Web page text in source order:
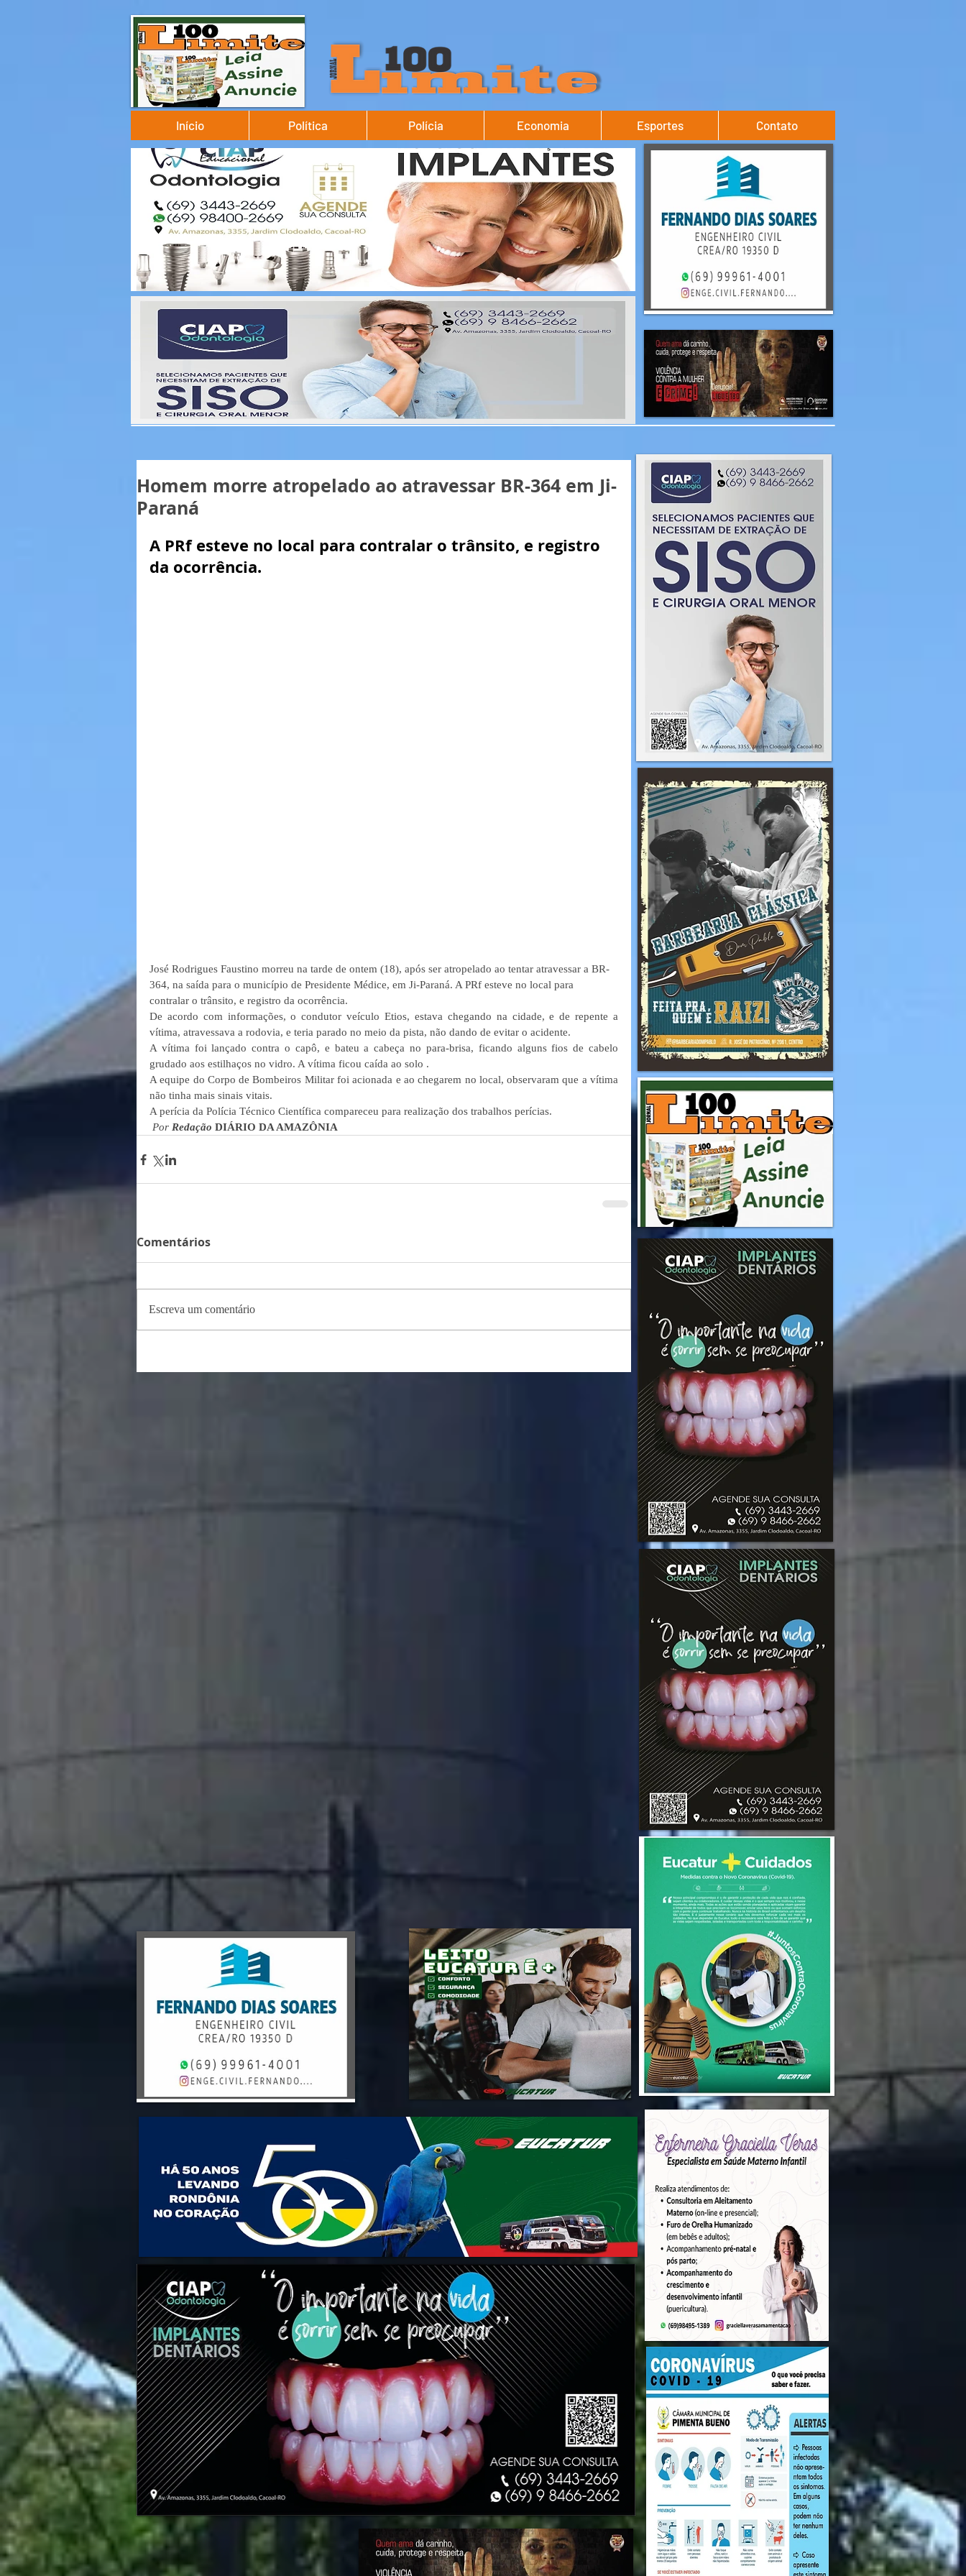
Início Política Polícia Economia Esportes Contato
Homem morre atropelado ao atravessar BR-364 em Ji-
Paraná
A PRf esteve no local para contralar o trânsito, e registro
da ocorrência.
José Rodrigues Faustino morreu na tarde de ontem (18), após ser atropelado ao tentar atravessar a BR-
364, na saída para o município de Presidente Médice, em Ji-Paraná. A PRf esteve no local para
contralar o trânsito, e registro da ocorrência.
De acordo com informações, o condutor veículo Etios, estava chegando na cidade, e de repente a
vítima, atravessava a rodovia, e teria parado no meio da pista, não dando de evitar o acidente.
A vítima foi lançado contra o capô, e bateu a cabeça no para-brisa, ficando alguns fios de cabelo
grudado aos estilhaços no vidro. A vítima ficou caída ao solo .
A equipe do Corpo de Bombeiros Militar foi acionada e ao chegarem no local, observaram que a vítima
não tinha mais sinais vitais.
A perícia da Polícia Técnico Científica compareceu para realização dos trabalhos perícias.
Por Redação DIÁRIO DA AMAZÔNIA
Comentários
Escreva um comentário